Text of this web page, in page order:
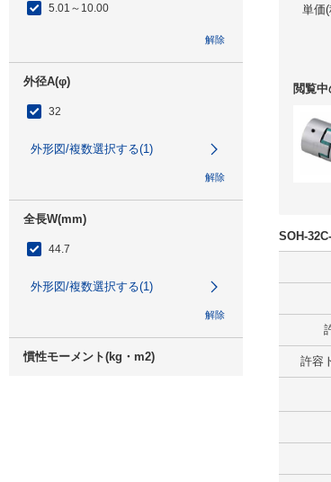
5.01～10.00
解除
外径A(φ)
32
外形図/複数選択する(1)
解除
全長W(mm)
44.7
外形図/複数選択する(1)
解除
慣性モーメント(kg・m2)
単価
閲覧
SOH-
許容